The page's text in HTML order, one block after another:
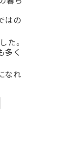
はの
た。
多く
なれ